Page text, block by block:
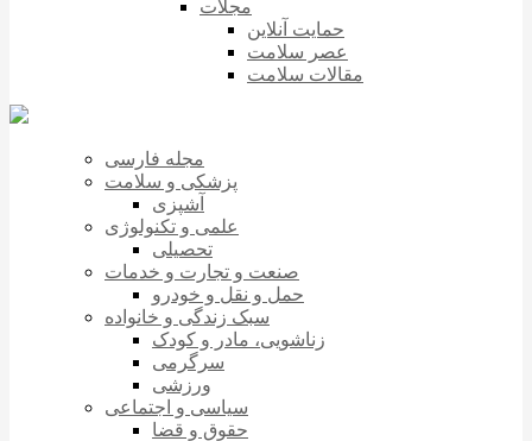
مجلات
حمایت آنلاین
عصر سلامت
مقالات سلامت
مجله فارسی
پزشکی و سلامت
آشپزی
علمی و تکنولوژی
تحصیلی
صنعت و تجارت و خدمات
حمل و نقل و خودرو
سبک زندگی و خانواده
زناشویی، مادر و کودک
سرگرمی
ورزشی
سیاسی و اجتماعی
حقوق و قضا